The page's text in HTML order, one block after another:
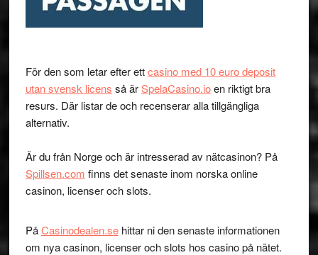
För den som letar efter ettcasino med 10 euro deposit
utan svensk licens så ärSpelaCasino.ioen riktigt bra
resurs. Där listar de och recenserar alla tillgängliga
alternativ.
Är du från Norge och är intresserad av nätcasinon? På
Spillsen.com finns det senaste inom norska online
casinon, licenser och slots.
PåCasinodealen.sehittar ni den senaste informationen
om nya casinon, licenser och slots hos casino på nätet.